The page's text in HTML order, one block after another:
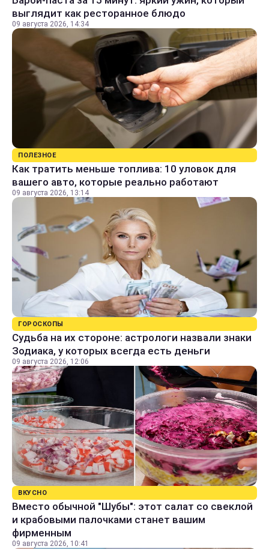
выглядит как ресторанное блюдо
09 августа 2026, 14:34
ПОЛЕЗНОЕ
Как тратить меньше топлива: 10 уловок для
вашего авто, которые реально работают
09 августа 2026, 13:14
ГОРОСКОПЫ
Судьба на их стороне: астрологи назвали знаки
Зодиака, у которых всегда есть деньги
09 августа 2026, 12:06
ВКУСНО
Вместо обычной "Шубы": этот салат со свеклой
и крабовыми палочками станет вашим
фирменным
09 августа 2026, 10:41